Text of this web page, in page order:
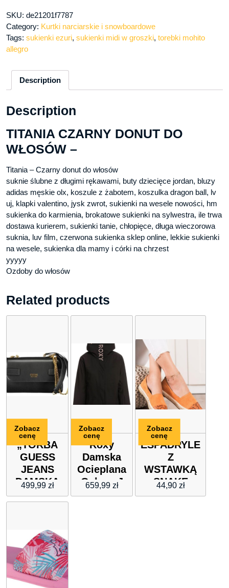
SKU: de21201f7787
Category: Kurtki narciarskie i snowboardowe
Tags: sukienki ezuri, sukienki midi w groszki, torebki mohito
allegro
Description
Description
TITANIA CZARNY DONUT DO
WŁOSÓW –
Titania – Czarny donut do włosów
suknie ślubne z długimi rękawami, buty dziecięce jordan, bluzy
adidas męskie olx, koszule z żabotem, koszulka dragon ball, lv
uj, klapki valentino, jysk zwrot, sukienki na wesele nowości, hm
sukienka do karmienia, brokatowe sukienki na sylwestra, ile trwa
dostawa kurierem, sukienki tanie, chłopięce, długa wieczorowa
suknia, luv film, czerwona sukienka sklep online, lekkie sukienki
na wesele, sukienka dla mamy i córki na chrzest
yyyyy
Ozdoby do włosów
Related products
„TORBA
GUESS
JEANS
DAMSKA
CZARNA”
499,99 zł
Zobacz
cenę
Roxy
Damska
Ocieplana
Galaxy J
Snjt Kvj0
659,99 zł
Zobacz
cenę
ESPADRYLE
Z
WSTAWKĄ
SNAKE
PRINT
44,90 zł
Zobacz
cenę